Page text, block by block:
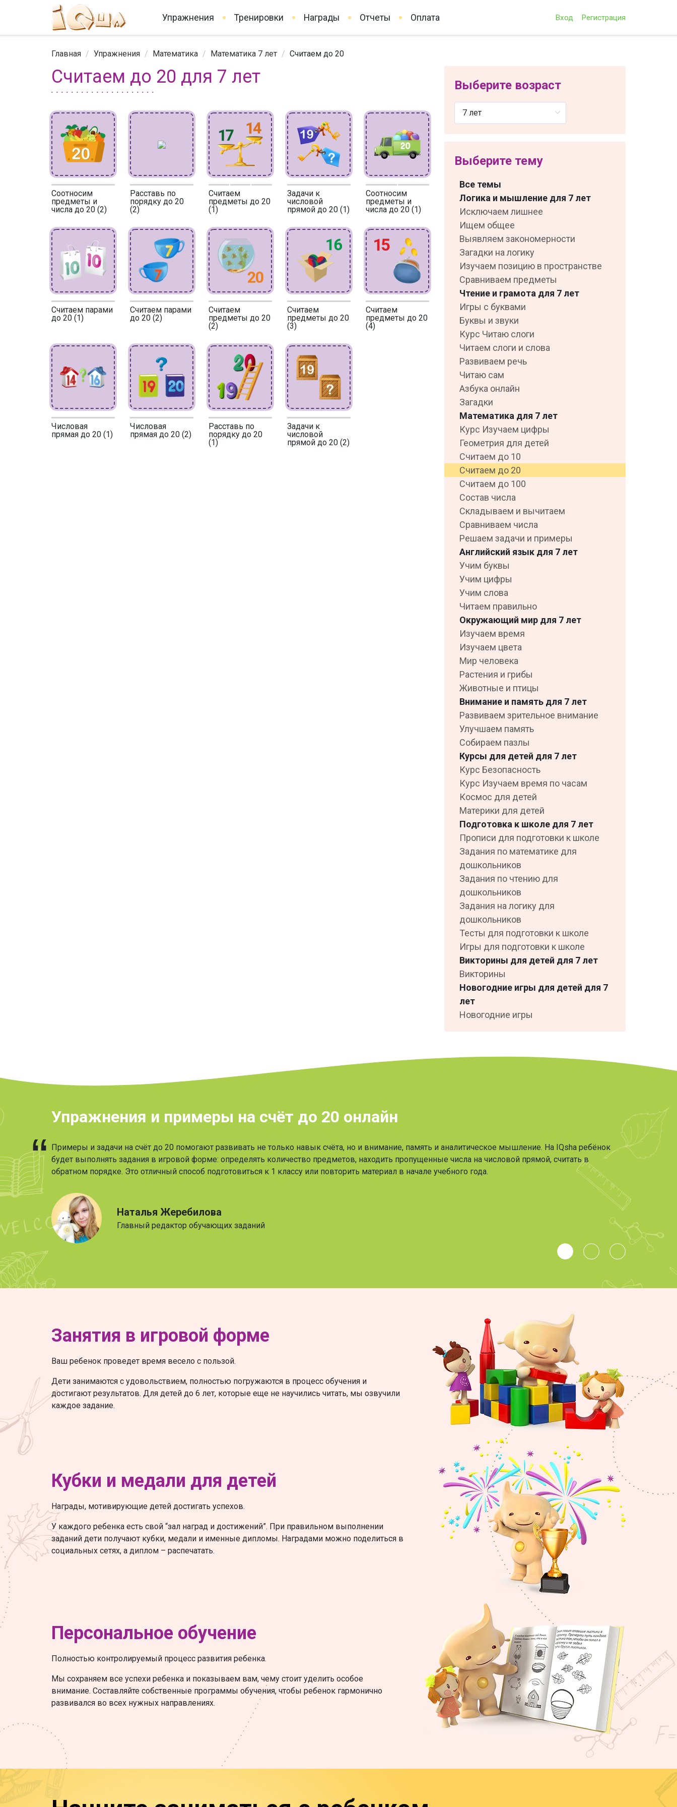
Упражнения Тренировки Награды Отчеты Оплата Вход Регистрация
Главная / Упражнения / Математика / Математика 7 лет / Считаем до 20
Считаем до 20 для 7 лет
Соотносим
предметы и
числа до 20 (2)
Расставь по
порядку до 20
(2)
Считаем
предметы до 20
(1)
Задачи к
числовой
прямой до 20 (1)
Соотносим
предметы и
числа до 20 (1)
Считаем парами
до 20 (1)
Считаем парами
до 20 (2)
Считаем
предметы до 20
(2)
Считаем
предметы до 20
(3)
Считаем
предметы до 20
(4)
Числовая
прямая до 20 (1)
Числовая
прямая до 20 (2)
Расставь по
порядку до 20
(1)
Задачи к
числовой
прямой до 20 (2)
Выберите возраст
Выберите тему
Все темы
Логика и мышление для 7 лет
Исключаем лишнее
Ищем общее
Выявляем закономерности
Загадки на логику
Изучаем позицию в пространстве
Сравниваем предметы
Чтение и грамота для 7 лет
Игры с буквами
Буквы и звуки
Курс Читаю слоги
Читаем слоги и слова
Развиваем речь
Читаю сам
Азбука онлайн
Загадки
Математика для 7 лет
Курс Изучаем цифры
Геометрия для детей
Считаем до 10
Считаем до 20
Считаем до 100
Состав числа
Складываем и вычитаем
Сравниваем числа
Решаем задачи и примеры
Английский язык для 7 лет
Учим буквы
Учим цифры
Учим слова
Читаем правильно
Окружающий мир для 7 лет
Изучаем время
Изучаем цвета
Мир человека
Растения и грибы
Животные и птицы
Внимание и память для 7 лет
Развиваем зрительное внимание
Улучшаем память
Собираем пазлы
Курсы для детей для 7 лет
Курс Безопасность
Курс Изучаем время по часам
Космос для детей
Материки для детей
Подготовка к школе для 7 лет
Прописи для подготовки к школе
Задания по математике для
дошкольников
Задания по чтению для
дошкольников
Задания на логику для
дошкольников
Тесты для подготовки к школе
Игры для подготовки к школе
Викторины для детей для 7 лет
Викторины
Новогодние игры для детей для 7
лет
Новогодние игры
Упражнения и примеры на счёт до 20 онлайн
Примеры и задачи на счёт до 20 помогают развивать не только навык счёта, но и внимание, память и аналитическое мышление. На IQsha ребёнок
будет выполнять задания в игровой форме: определять количество предметов, находить пропущенные числа на числовой прямой, считать в
обратном порядке. Это отличный способ подготовиться к 1 классу или повторить материал в начале учебного года.
Наталья Жеребилова
Главный редактор обучающих заданий
Занятия в игровой форме
Ваш ребенок проведет время весело с пользой.
Дети занимаются с удовольствием, полностью погружаются в процесс обучения и
достигают результатов. Для детей до 6 лет, которые еще не научились читать, мы озвучили
каждое задание.
Кубки и медали для детей
Награды, мотивирующие детей достигать успехов.
У каждого ребенка есть свой “зал наград и достижений”. При правильном выполнении
заданий дети получают кубки, медали и именные дипломы. Наградами можно поделиться в
социальных сетях, а диплом – распечатать.
Персональное обучение
Полностью контролируемый процесс развития ребенка.
Мы сохраняем все успехи ребенка и показываем вам, чему стоит уделить особое
внимание. Составляйте собственные программы обучения, чтобы ребенок гармонично
развивался во всех нужных направлениях.